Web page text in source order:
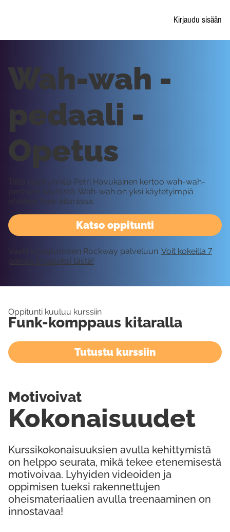
Kirjaudu sisään
Katso oppitunti
Wah-wah -
pedaali -
Opetus
Tällä oppitunnilla Petri Havukainen kertoo wah-wah-
pedaalin käytöstä. Wah-wah on yksi käytetyimpiä
efektejä funk-kitarassa.
Vaatii kirjautumisen Rockway palveluun. Voit kokeilla 7
päivää ilmaiseksi tästä!
Oppitunti kuuluu kurssiin
Funk-komppaus kitaralla
Tutustu kurssiin
Kurssikokonaisuuksien avulla kehittymistä
on helppo seurata, mikä tekee etenemisestä
motivoivaa. Lyhyiden videoiden ja
oppimisen tueksi rakennettujen
oheismateriaalien avulla treenaaminen on
innostavaa!
Kokonaisuudet
Motivoivat